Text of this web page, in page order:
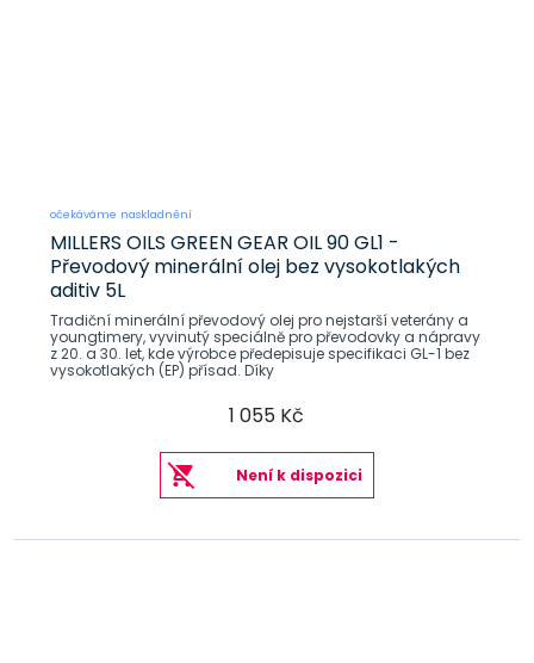
očekáváme naskladnění
MILLERS OILS GREEN GEAR OIL 90 GL1 -
Převodový minerální olej bez vysokotlakých
aditiv 5L
Tradiční minerální převodový olej pro nejstarší veterány a
youngtimery, vyvinutý speciálně pro převodovky a nápravy
z 20. a 30. let, kde výrobce předepisuje specifikaci GL-1 bez
vysokotlakých (EP) přísad. Díky
1 055 Kč
Není k dispozici